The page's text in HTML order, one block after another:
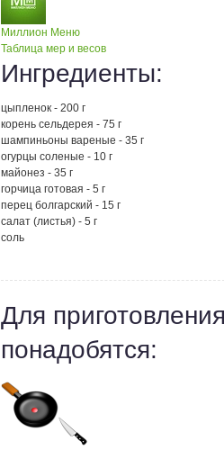
Миллион Меню
Таблица мер и весов
Ингредиенты:
цыпленок - 200 г
корень сельдерея - 75 г
шампиньоны вареные - 35 г
огурцы соленые - 10 г
майонез - 35 г
горчица готовая - 5 г
перец болгарский - 15 г
салат (листья) - 5 г
соль
Для
понадобятся: